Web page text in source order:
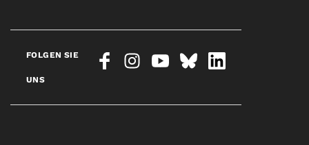
FOLGEN SIE
UNS